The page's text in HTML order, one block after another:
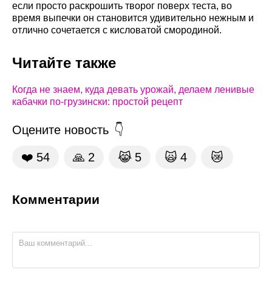
если просто раскрошить творог поверх теста, во
время выпечки он становится удивительно нежным и
отлично сочетается с кисловатой смородиной.
Читайте также
Когда не знаем, куда девать урожай, делаем ленивые
кабачки по-грузински: простой рецепт
Оцените новость
❤️ 54 🙏 2 😹 5 🙀 4 😿
Комментарии